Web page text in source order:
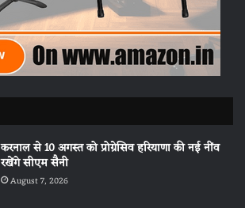
करनाल से 10 अगस्त को प्रोग्रेसिव हरियाणा की नई नींव
रखेंगे सीएम सैनी
August 7, 2026